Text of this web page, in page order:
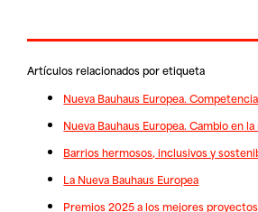
Artículos relacionados por etiqueta
Nueva Bauhaus Europea.
Nueva Bauhaus Europea. Cambio en
Barrios hermosos, inclusivos y
La Nueva Bauhaus Europea
Premios 2025 a los mejores